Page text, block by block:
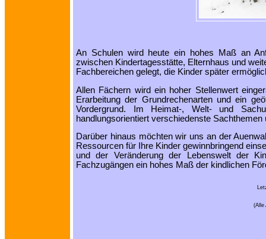
An Schulen wird heute ein hohes Maß an
zwischen Kindertagesstätte, Elternhaus und
Fachbereichen gelegt, die Kinder später
Allen Fächern wird ein hoher Stellenwert
Erarbeitung der Grundrechenarten und ein
Vordergrund. Im Heimat-, Welt- und
handlungsorientiert verschiedenste
Darüber hinaus möchten wir uns an der
Ressourcen für Ihre Kinder gewinnbringend
und der Veränderung der Lebenswelt der
Fachzugängen ein hohes Maß der kindlichen
(Alle